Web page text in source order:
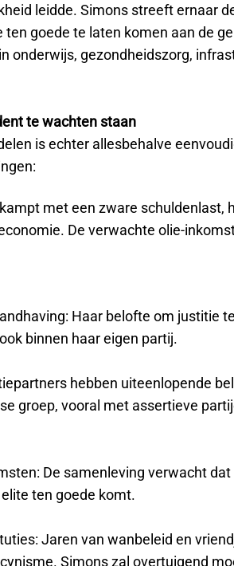
leidde. Simons streeft ernaar
goede te laten komen aan de
onderwijs, gezondheidszorg,
te wachten staan
is echter allesbehalve
met een zware schuldenlast,
De verwachte olie-
Haar belofte om justitie te
binnen haar eigen partij.
hebben uiteenlopende
groep, vooral met assertieve
De samenleving verwacht
ten goede komt.
Jaren van wanbeleid en
Simons zal overtuigend